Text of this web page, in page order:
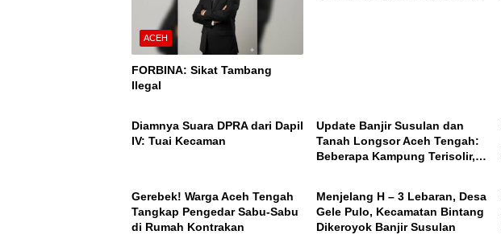
ACEH
FORBINA: Sikat Tambang
Ilegal
ACEH
Diamnya Suara DPRA dari Dapil
IV: Tuai Kecaman
Update Banjir Susulan dan
Tanah Longsor Aceh Tengah:
Beberapa Kampung Terisolir,
Gerebek! Warga Aceh Tengah
Tangkap Pengedar Sabu-Sabu
di Rumah Kontrakan
Menjelang H – 3 Lebaran, Desa
Gele Pulo, Kecamatan Bintang
Dikeroyok Banjir Susulan
ACEH